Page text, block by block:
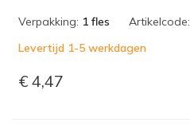
Verpakking: 1 fles Artikelcode:
Levertijd 1-5 werkdagen
€ 4,47